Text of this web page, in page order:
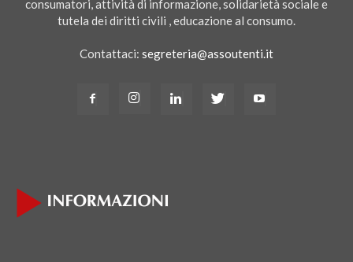
consumatori, attività di informazione, solidarietà sociale e
tutela dei diritti civili , educazione al consumo.
Contattaci: segreteria@assoutenti.it